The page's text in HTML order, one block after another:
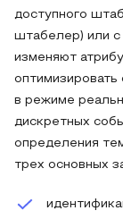
доступного
штабелер) или
изменяют
в режиме
дискретных
определения
трех основных